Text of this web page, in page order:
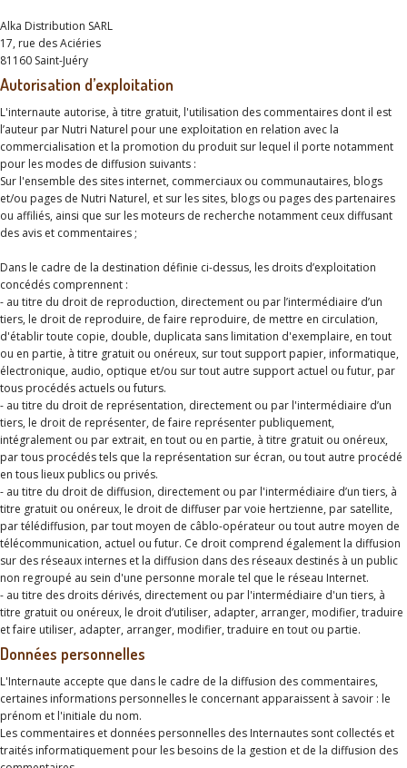
Alka Distribution SARL
17, rue des Aciéries
81160 Saint-Juéry
Autorisation d’exploitation
L'internaute autorise, à titre gratuit, l'utilisation des commentaires dont il est
l’auteur par Nutri Naturel pour une exploitation en relation avec la
commercialisation et la promotion du produit sur lequel il porte notamment
pour les modes de diffusion suivants :
Sur l'ensemble des sites internet, commerciaux ou communautaires, blogs
et/ou pages de Nutri Naturel, et sur les sites, blogs ou pages des partenaires
ou affiliés, ainsi que sur les moteurs de recherche notamment ceux diffusant
des avis et commentaires ;
Dans le cadre de la destination définie ci-dessus, les droits d’exploitation
concédés comprennent :
- au titre du droit de reproduction, directement ou par l’intermédiaire d’un
tiers, le droit de reproduire, de faire reproduire, de mettre en circulation,
d'établir toute copie, double, duplicata sans limitation d'exemplaire, en tout
ou en partie, à titre gratuit ou onéreux, sur tout support papier, informatique,
électronique, audio, optique et/ou sur tout autre support actuel ou futur, par
tous procédés actuels ou futurs.
- au titre du droit de représentation, directement ou par l'intermédiaire d’un
tiers, le droit de représenter, de faire représenter publiquement,
intégralement ou par extrait, en tout ou en partie, à titre gratuit ou onéreux,
par tous procédés tels que la représentation sur écran, ou tout autre procédé
en tous lieux publics ou privés.
- au titre du droit de diffusion, directement ou par l'intermédiaire d’un tiers, à
titre gratuit ou onéreux, le droit de diffuser par voie hertzienne, par satellite,
par télédiffusion, par tout moyen de câblo-opérateur ou tout autre moyen de
télécommunication, actuel ou futur. Ce droit comprend également la diffusion
sur des réseaux internes et la diffusion dans des réseaux destinés à un public
non regroupé au sein d'une personne morale tel que le réseau Internet.
- au titre des droits dérivés, directement ou par l'intermédiaire d'un tiers, à
titre gratuit ou onéreux, le droit d’utiliser, adapter, arranger, modifier, traduire
et faire utiliser, adapter, arranger, modifier, traduire en tout ou partie.
Données personnelles
L'Internaute accepte que dans le cadre de la diffusion des commentaires,
certaines informations personnelles le concernant apparaissent à savoir : le
prénom et l'initiale du nom.
Les commentaires et données personnelles des Internautes sont collectés et
traités informatiquement pour les besoins de la gestion et de la diffusion des